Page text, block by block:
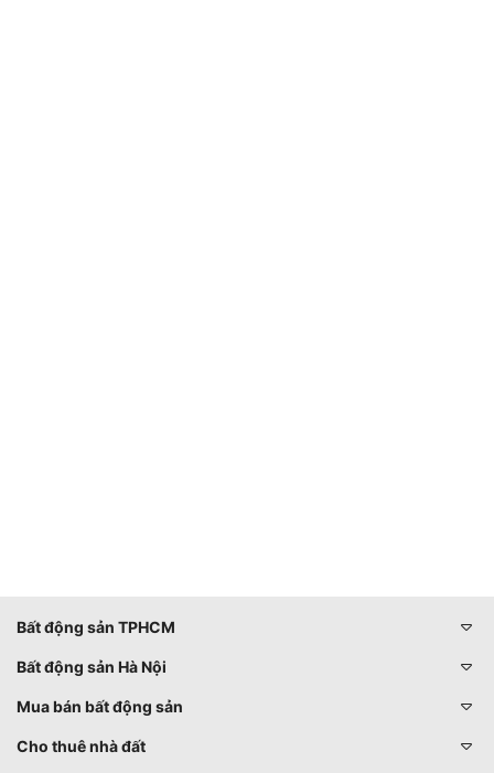
Bất động sản TPHCM
Bất động sản Hà Nội
Mua bán bất động sản
Cho thuê nhà đất